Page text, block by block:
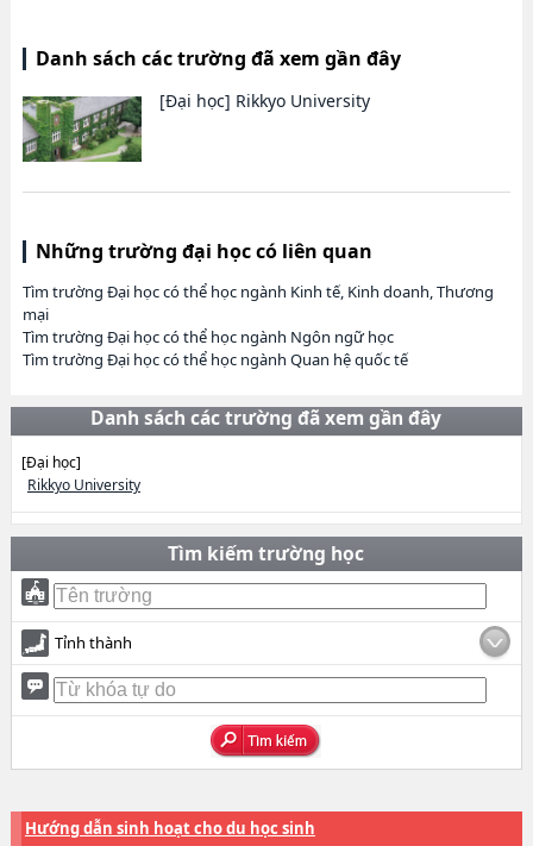
Danh sách các trường đã xem gần đây
[Đại học] Rikkyo University
Những trường đại học có liên quan
Tìm trường Đại học có thể học ngành Kinh tế, Kinh doanh, Thương
mại
Tìm trường Đại học có thể học ngành Ngôn ngữ học
Tìm trường Đại học có thể học ngành Quan hệ quốc tế
Danh sách các trường đã xem gần đây
[Đại học]
Rikkyo University
Tìm kiếm trường học
Tỉnh thành
Hướng dẫn sinh hoạt cho du học sinh